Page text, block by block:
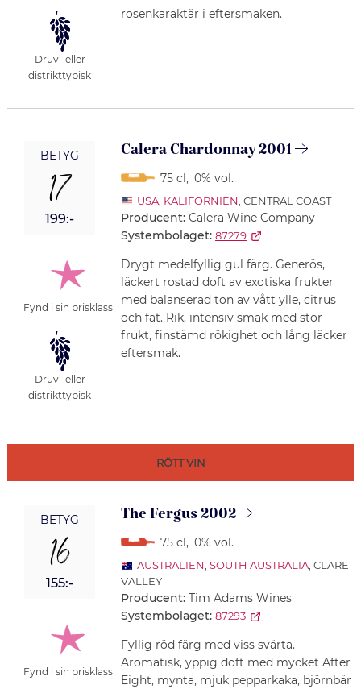
Druv- eller
distrikttypisk
rosenkaraktär i eftersmaken.
BETYG
17
199:-
Fynd i sin prisklass
Druv- eller
distrikttypisk
Calera Chardonnay 2001
75 cl, 0% vol.
USA, KALIFORNIEN , CENTRAL COAST
Producent: Calera Wine Company
Systembolaget: 87279
Drygt medelfyllig gul färg. Generös,
läckert rostad doft av exotiska frukter
med balanserad ton av vått ylle, citrus
och fat. Rik, intensiv smak med stor
frukt, finstämd rökighet och lång läcker
eftersmak.
RÖTT VIN
BETYG
16
155:-
Fynd i sin prisklass
The Fergus 2002
75 cl, 0% vol.
AUSTRALIEN, SOUTH AUSTRALIA, CLARE
VALLEY
Producent: Tim Adams Wines
Systembolaget: 87293
Fyllig röd färg med viss svärta.
Aromatisk, yppig doft med mycket After
Eight, mynta, mjuk pepparkaka, björnbär